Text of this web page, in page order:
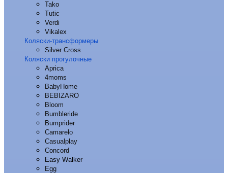
Tako
Tutic
Verdi
Vikalex
Коляски-трансформеры
Silver Cross
Коляски прогулочные
Aprica
4moms
BabyHome
BEBIZARO
Bloom
Bumbleride
Bumprider
Camarelo
Casualplay
Concord
Easy Walker
Egg